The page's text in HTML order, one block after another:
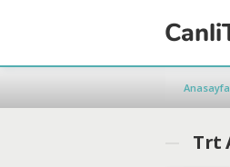
Anasayfa
Trt